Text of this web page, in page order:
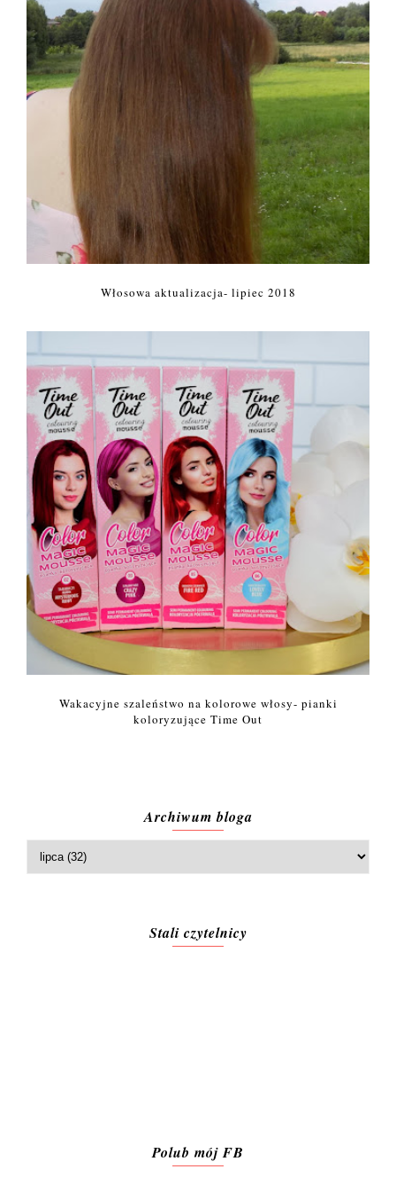
Włosowa aktualizacja- lipiec 2018
Wakacyjne szaleństwo na kolorowe włosy- pianki
koloryzujące Time Out
Archiwum bloga
Stali czytelnicy
Polub mój FB